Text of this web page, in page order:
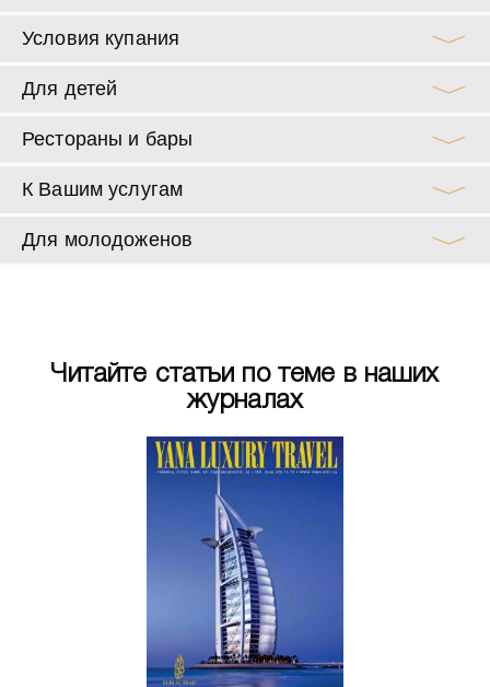
Условия купания
Для детей
Рестораны и бары
К Вашим услугам
Для молодоженов
Читайте статьи по теме в наших
журналах